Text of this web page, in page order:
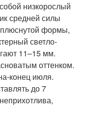
низкорослый
средней силы
формы,
светло-
11–15 мм.
оттенком.
конец июля.
до 7